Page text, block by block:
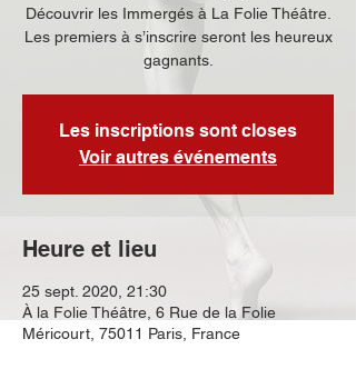
Découvrir les Immergés à La Folie Théâtre.
Les premiers à s’inscrire seront les heureux
gagnants.
Les inscriptions sont closes
Voir autres événements
Heure et lieu
25 sept. 2020, 21:30
À la Folie Théâtre, 6 Rue de la Folie
Méricourt, 75011 Paris, France